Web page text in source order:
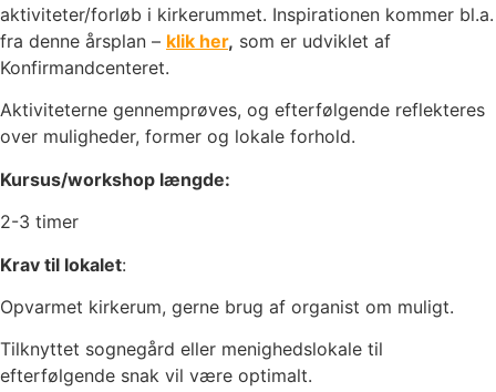
aktiviteter/forløb i kirkerummet. Inspirationen kommer bl.a.
fra denne årsplan – klik her, som er udviklet af
Konfirmandcenteret.
Aktiviteterne gennemprøves, og efterfølgende reflekteres
over muligheder, former og lokale forhold.
Kursus/workshop længde:
2-3 timer
Krav til lokalet:
Opvarmet kirkerum, gerne brug af organist om muligt.
Tilknyttet sognegård eller menighedslokale til
efterfølgende snak vil være optimalt.